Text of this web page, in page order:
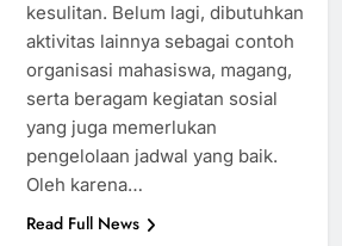
kesulitan. Belum lagi, dibutuhkan
aktivitas lainnya sebagai contoh
organisasi mahasiswa, magang,
serta beragam kegiatan sosial
yang juga memerlukan
pengelolaan jadwal yang baik.
Oleh karena…
Read Full News